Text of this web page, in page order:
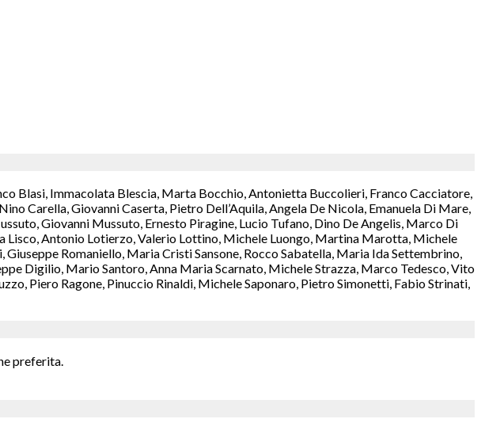
Blasi, Immacolata Blescia, Marta Bocchio, Antonietta Buccolieri, Franco Cacciatore,
Carella, Giovanni Caserta, Pietro Dell’Aquila, Angela De Nicola, Emanuela Di Mare,
Giovanni Mussuto, Ernesto Piragine, Lucio Tufano, Dino De Angelis, Marco Di
Lisco, Antonio Lotierzo, Valerio Lottino, Michele Luongo, Martina Marotta, Michele
Romaniello, Maria Cristi Sansone, Rocco Sabatella, Maria Ida Settembrino,
Digilio, Mario Santoro, Anna Maria Scarnato, Michele Strazza, Marco Tedesco, Vito
Piero Ragone, Pinuccio Rinaldi, Michele Saponaro, Pietro Simonetti, Fabio Strinati,
preferita.